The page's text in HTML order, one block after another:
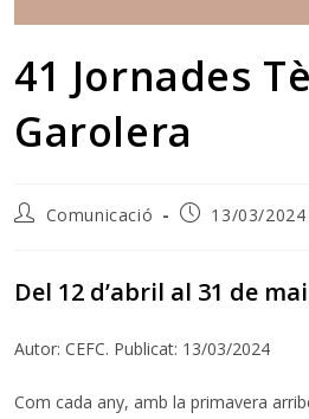
41 Jornades
Garolera
AutorComunicació
Entrada13/03/2024
Del 12 d’abril al 31 de
Autor: CEFC. Publicat: 13/03/2024
Com cada any, amb la primavera